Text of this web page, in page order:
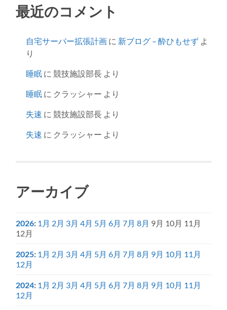
最近のコメント
自宅サーバー拡張計画 に 新ブログ – 酔ひもせず よ
り
睡眠 に競技施設部長 より
睡眠 に クラッシャー より
失速 に競技施設部長 より
失速 に クラッシャー より
アーカイブ
2026: 1月 2月 3月 4月 5月 6月 7月 8月 9月 10月 11月
12月
2025: 1月 2月 3月 4月 5月 6月 7月 8月 9月 10月 11月
12月
2024: 1月 2月 3月 4月 5月 6月 7月 8月 9月 10月 11月
12月